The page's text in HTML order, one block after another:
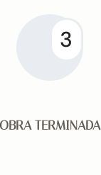
3
OBRA TERMINADA